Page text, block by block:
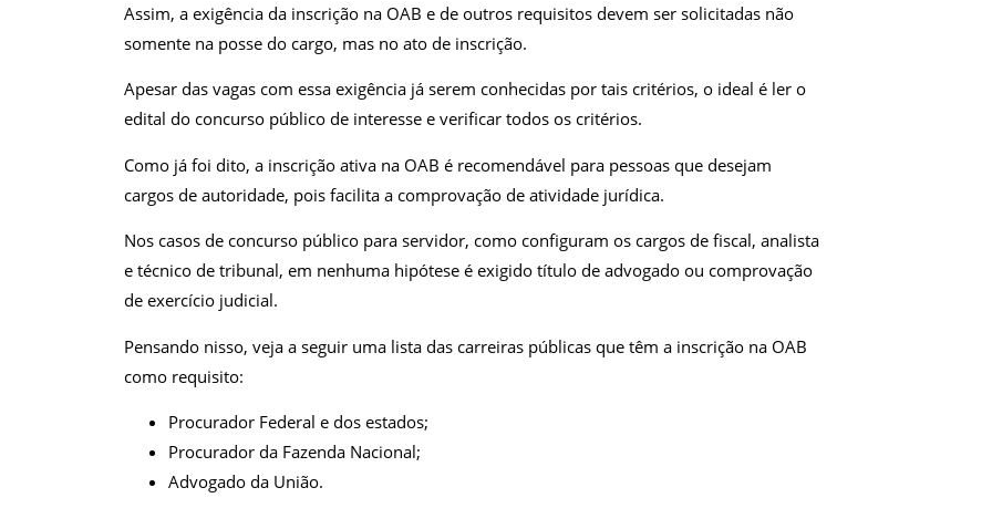
Assim, a exigência da inscrição na OAB e de outros requisitos devem ser solicitadas não
somente na posse do cargo, mas no ato de inscrição.
Apesar das vagas com essa exigência já serem conhecidas por tais critérios, o ideal é ler o
edital do concurso público de interesse e verificar todos os critérios.
Como já foi dito, a inscrição ativa na OAB é recomendável para pessoas que desejam
cargos de autoridade, pois facilita a comprovação de atividade jurídica.
Nos casos de concurso público para servidor, como configuram os cargos de fiscal, analista
e técnico de tribunal, em nenhuma hipótese é exigido título de advogado ou comprovação
de exercício judicial.
Pensando nisso, veja a seguir uma lista das carreiras públicas que têm a inscrição na OAB
como requisito:
Procurador Federal e dos estados;
Procurador da Fazenda Nacional;
Advogado da União.